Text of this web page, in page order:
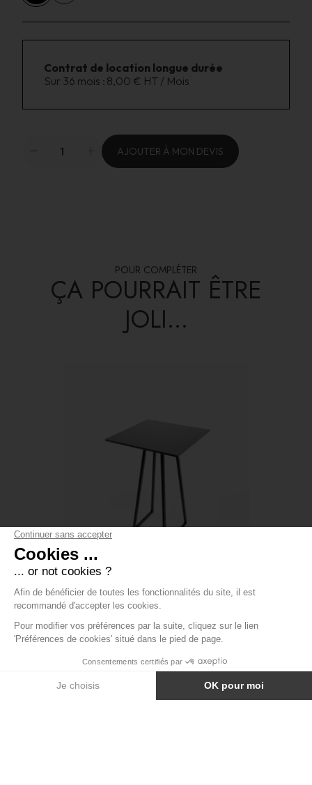
Contrat de location longue durée
Sur 36 mois : 8,00 € HT / Mois
AJOUTER À MON DEVIS
POUR COMPLÉTER
ÇA POURRAIT ÊTRE
JOLI...
MANGE-DEBOUT LINEA